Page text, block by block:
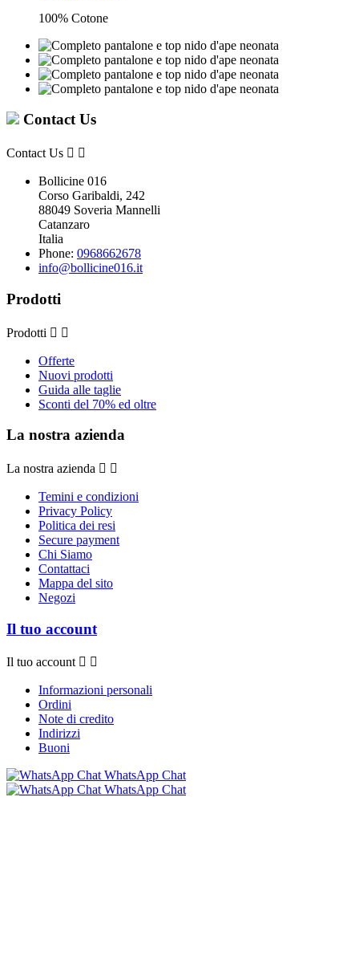
100% Cotone
Contact Us
Contact Us  
Bollicine 016
Corso Garibaldi, 242
88049 Soveria Mannelli
Catanzaro
Italia
Phone: 0968662678
info@bollicine016.it
Prodotti
Prodotti  
Offerte
Nuovi prodotti
Guida alle taglie
Sconti del 70% ed oltre
La nostra azienda
La nostra azienda  
Temini e condizioni
Privacy Policy
Politica dei resi
Secure payment
Chi Siamo
Contattaci
Mappa del sito
Negozi
Il tuo account
Il tuo account  
Informazioni personali
Ordini
Note di credito
Indirizzi
Buoni
WhatsApp Chat
WhatsApp Chat